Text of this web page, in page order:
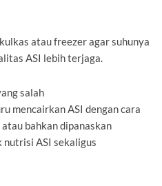
atau freezer agar suhunya
ASI lebih terjaga.
salah
mencairkan ASI dengan cara
bahkan dipanaskan
nutrisi ASI sekaligus